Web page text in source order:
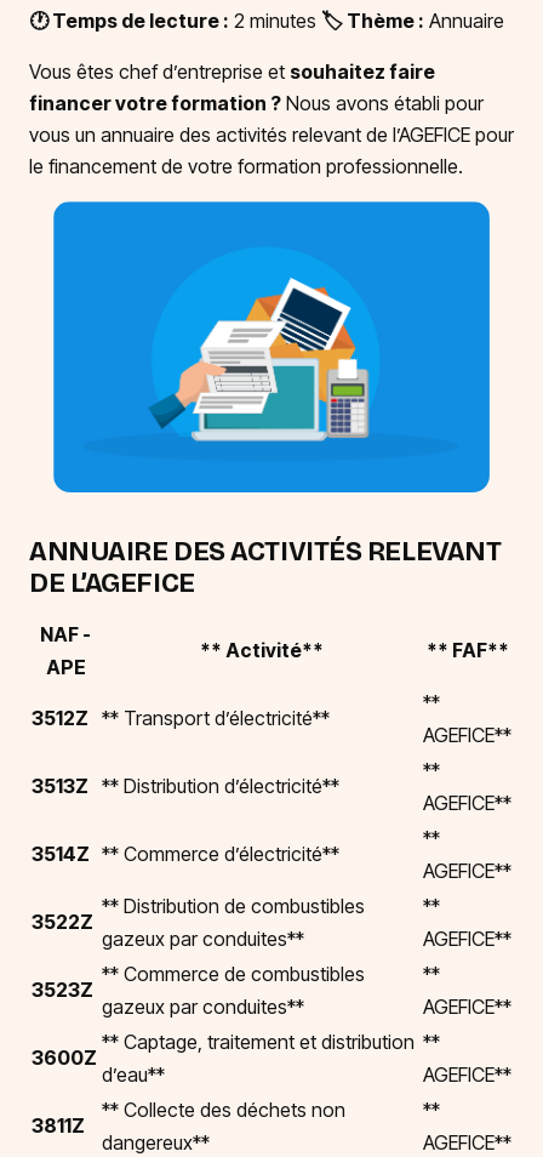
🕐 Temps de lecture : 2 minutes 🏷️ Thème : Annuaire
Vous êtes chef d’entreprise et souhaitez faire
financer votre formation ? Nous avons établi pour
vous un annuaire des activités relevant de l’AGEFICE pour
le financement de votre formation professionnelle.
ANNUAIRE DES ACTIVITÉS RELEVANT
DE L’AGEFICE
NAF -
APE
** Activité** ** FAF**
3512Z ** Transport d’électricité**
**
AGEFICE**
3513Z ** Distribution d’électricité**
**
AGEFICE**
3514Z ** Commerce d’électricité**
**
AGEFICE**
3522Z
** Distribution de combustibles
gazeux par conduites**
**
AGEFICE**
3523Z
** Commerce de combustibles
gazeux par conduites**
**
AGEFICE**
3600Z
** Captage, traitement et distribution
d’eau**
**
AGEFICE**
3811Z
** Collecte des déchets non
dangereux**
**
AGEFICE**